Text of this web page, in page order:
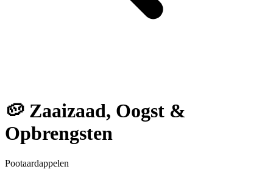
🥔 Zaaizaad, Oogst &
Opbrengsten
Pootaardappelen